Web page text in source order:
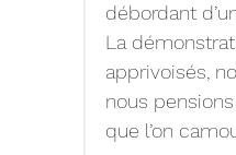
débordant
La
apprivoisés,
nous
que l’on